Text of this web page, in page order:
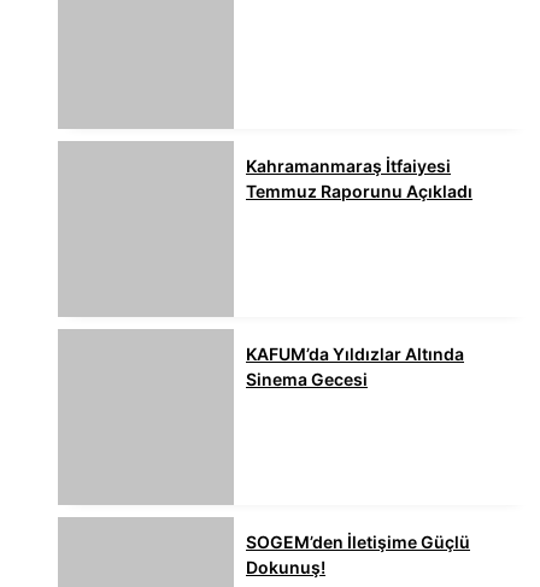
Kahramanmaraş İtfaiyesi
Temmuz Raporunu Açıkladı
KAFUM’da Yıldızlar Altında
Sinema Gecesi
SOGEM’den İletişime Güçlü
Dokunuş!